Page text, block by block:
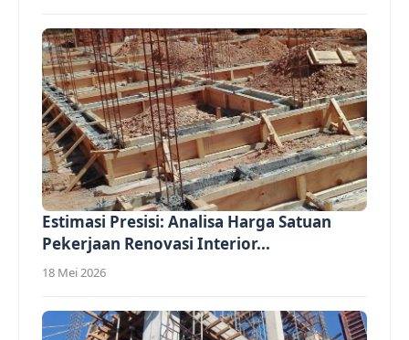
Estimasi Presisi: Analisa Harga Satuan
Pekerjaan Renovasi Interior...
18 Mei 2026